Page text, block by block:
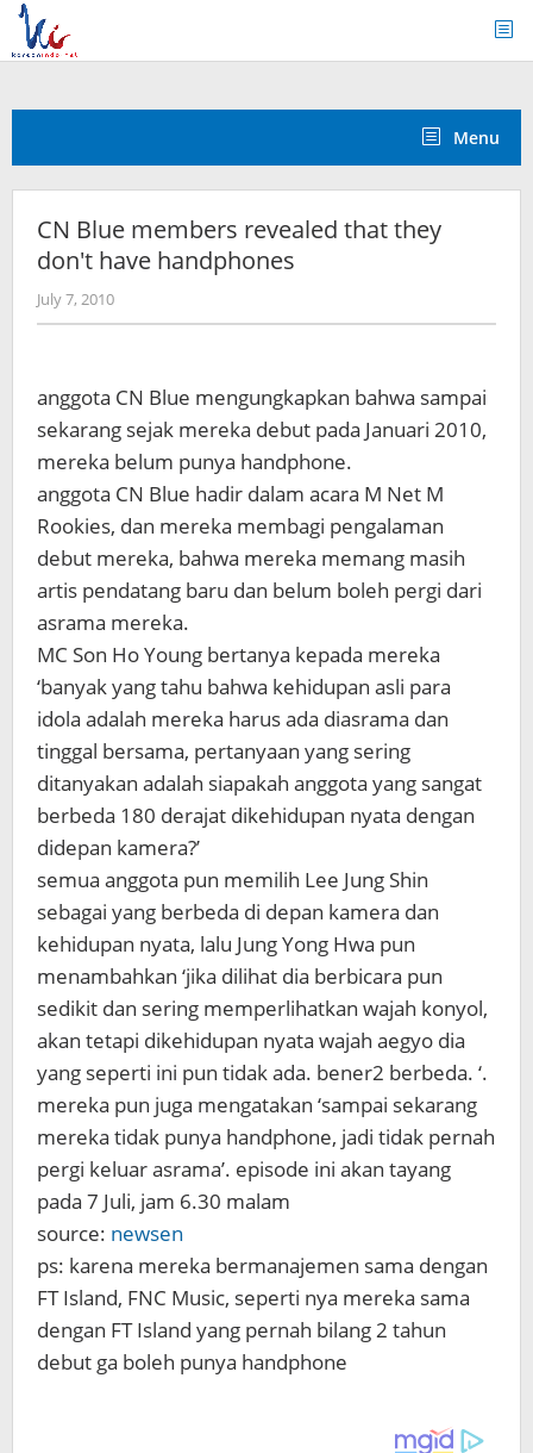
Skip
content
Menu
CN Blue members revealed that they
don't have handphones
July 7, 2010by
Koreanindo
anggota CN Blue mengungkapkan bahwa sampai
sekarang sejak mereka debut pada Januari 2010,
mereka belum punya handphone.
anggota CN Blue hadir dalam acara M Net M
Rookies, dan mereka membagi pengalaman
debut mereka, bahwa mereka memang masih
artis pendatang baru dan belum boleh pergi dari
asrama mereka.
MC Son Ho Young bertanya kepada mereka
‘banyak yang tahu bahwa kehidupan asli para
idola adalah mereka harus ada diasrama dan
tinggal bersama, pertanyaan yang sering
ditanyakan adalah siapakah anggota yang sangat
berbeda 180 derajat dikehidupan nyata dengan
didepan kamera?’
semua anggota pun memilih Lee Jung Shin
sebagai yang berbeda di depan kamera dan
kehidupan nyata, lalu Jung Yong Hwa pun
menambahkan ‘jika dilihat dia berbicara pun
sedikit dan sering memperlihatkan wajah konyol,
akan tetapi dikehidupan nyata wajah aegyo dia
yang seperti ini pun tidak ada. bener2 berbeda. ‘.
mereka pun juga mengatakan ‘sampai sekarang
mereka tidak punya handphone, jadi tidak pernah
pergi keluar asrama’. episode ini akan tayang
pada 7 Juli, jam 6.30 malam
source: newsen
ps: karena mereka bermanajemen sama dengan
FT Island, FNC Music, seperti nya mereka sama
dengan FT Island yang pernah bilang 2 tahun
debut ga boleh punya handphone